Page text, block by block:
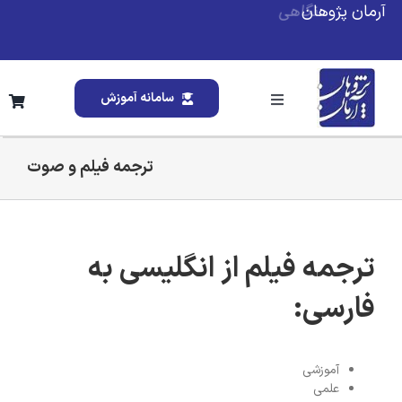
Skipآرمان پژوهان
Toggle
Navigation
درباره ما
خدمات ما
تقویم آموزشی
وبلاگ
سامانه آموزش
ترجمه فیلم و صوت
ترجمه فیلم از انگلیسی به
فارسی:
آموزشی
علمی